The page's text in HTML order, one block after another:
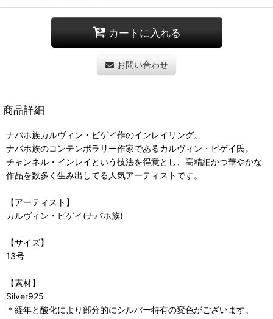
カートに入れる
お問い合わせ
商品詳細
ナバホ族カルヴィン・ビゲイ作のインレイリング。
ナバホ族のコンテンポラリー作家であるカルヴィン・ビゲイ氏。
チャンネル・インレイという技法を得意とし、高精細かつ華やかな
作品を数多く生み出してる人気アーティストです。
【アーティスト】
カルヴィン・ビゲイ(ナバホ族)
【サイズ】
13号
【素材】
Silver925
＊経年と酸化により部分的にシルバー特有の変色がございます。